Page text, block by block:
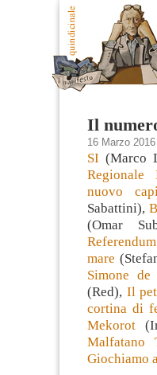
Il
16 Marzo 2016
SI (Marco
Regionale
nuovo
Sabattini),
(Omar
mare
Simone de
(Red), Il
cortina di
Mekorot
Malfatano
Giochiamo